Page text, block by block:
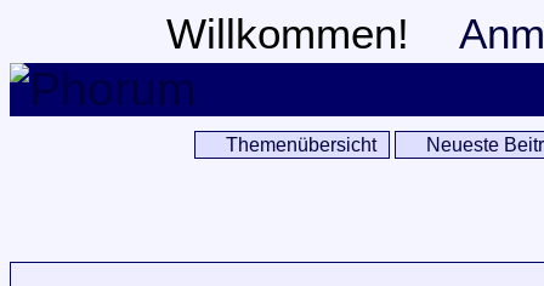
Willkommen!
Themenübersicht Neueste